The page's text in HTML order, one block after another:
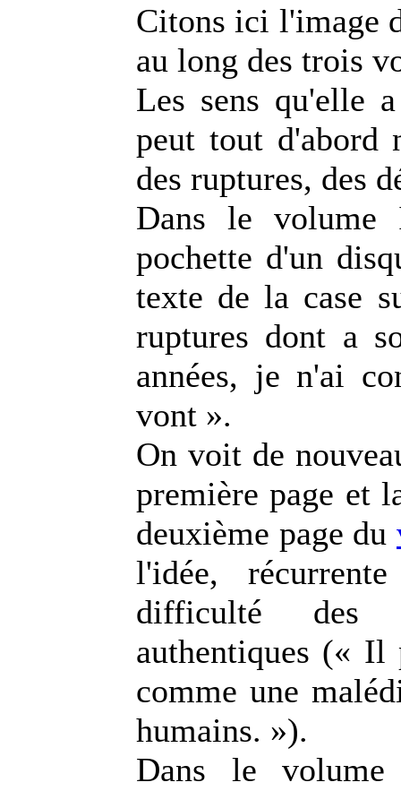
Citons ici l'image
au long des trois
Les sens qu'elle
peut tout d'abord
des ruptures, des
Dans le
pochette d'un
texte de la case
ruptures dont a
années, je n'ai
vont ».
On voit de
première page et
deuxième page du
l'idée,
difficulté des
authentiques («
comme une
humains. »).
Dans le